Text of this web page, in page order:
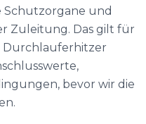
Schutzorgane und
Zuleitung. Das gilt für
Durchlauferhitzer
bevor wir die